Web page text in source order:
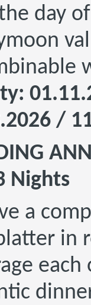
day
/
Nights
a
in